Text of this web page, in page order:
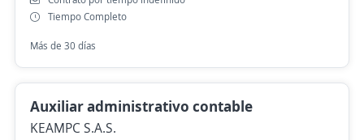
Tiempo Completo
Más de 30 días
Auxiliar administrativo contable
KEAMPC S.A.S.